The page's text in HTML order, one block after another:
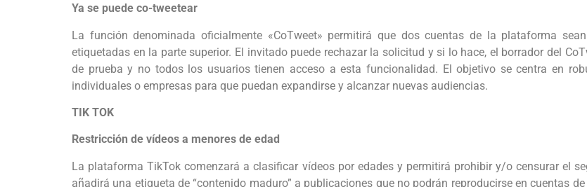
Ya se puede co-tweetear
La función denominada oficialmente «CoTweet» permitirá que dos cuentas de la plataforma
etiquetadas en la parte superior. El invitado puede rechazar la solicitud y si lo hace, el borrador del
de prueba y no todos los usuarios tienen acceso a esta funcionalidad. El objetivo se centra en
individuales o empresas para que puedan expandirse y alcanzar nuevas audiencias.
TIK TOK
Restricción de vídeos a menores de edad
La plataforma TikTok comenzará a clasificar vídeos por edades y permitirá prohibir y/o censurar el
añadirá una etiqueta de “contenido maduro” a publicaciones que no podrán reproducirse en cuentas